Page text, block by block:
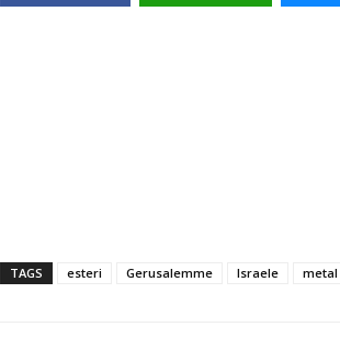
TAGS esteri Gerusalemme Israele